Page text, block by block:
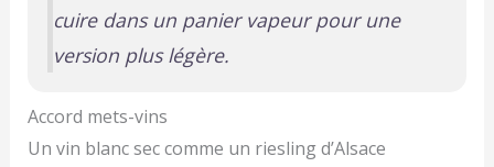
cuire dans un panier vapeur pour une
version plus légère.
Accord mets-vins
Un vin blanc sec comme un riesling d’Alsace